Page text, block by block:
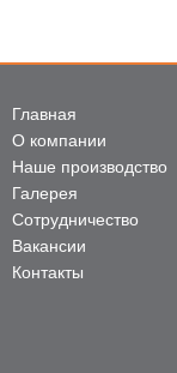
Главная
О компании
Наше производство
Галерея
Сотрудничество
Вакансии
Контакты